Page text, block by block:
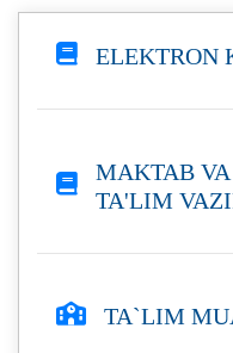
ELEKTRON
MAKTAB
TA'LIM
TA`LIM